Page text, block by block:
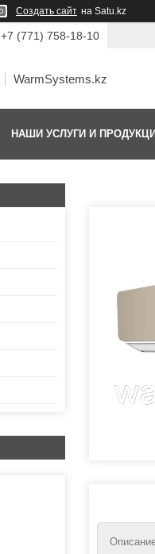
Создать сайт на Satu.kz
+7 (771) 758-18-10
WarmSystems.kz
НАШИ УСЛУГИ И